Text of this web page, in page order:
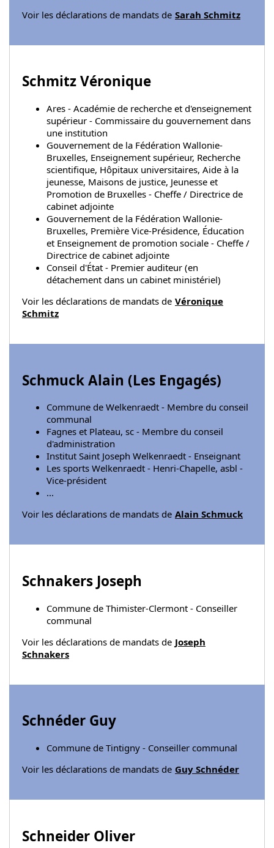
Voir les déclarations de mandats de Sarah Schmitz
Schmitz Véronique
Ares - Académie de recherche et d'enseignement
supérieur - Commissaire du gouvernement dans
une institution
Gouvernement de la Fédération Wallonie-
Bruxelles, Enseignement supérieur, Recherche
scientifique, Hôpitaux universitaires, Aide à la
jeunesse, Maisons de justice, Jeunesse et
Promotion de Bruxelles - Cheffe / Directrice de
cabinet adjointe
Gouvernement de la Fédération Wallonie-
Bruxelles, Première Vice-Présidence, Éducation
et Enseignement de promotion sociale - Cheffe /
Directrice de cabinet adjointe
Conseil d'État - Premier auditeur (en
détachement dans un cabinet ministériel)
Voir les déclarations de mandats de Véronique
Schmitz
Schmuck Alain (Les Engagés)
Commune de Welkenraedt - Membre du conseil
communal
Fagnes et Plateau, sc - Membre du conseil
d'administration
Institut Saint Joseph Welkenraedt - Enseignant
Les sports Welkenraedt - Henri-Chapelle, asbl -
Vice-président
...
Voir les déclarations de mandats de Alain Schmuck
Schnakers Joseph
Commune de Thimister-Clermont - Conseiller
communal
Voir les déclarations de mandats de Joseph
Schnakers
Schnéder Guy
Commune de Tintigny - Conseiller communal
Voir les déclarations de mandats de Guy Schnéder
Schneider Oliver